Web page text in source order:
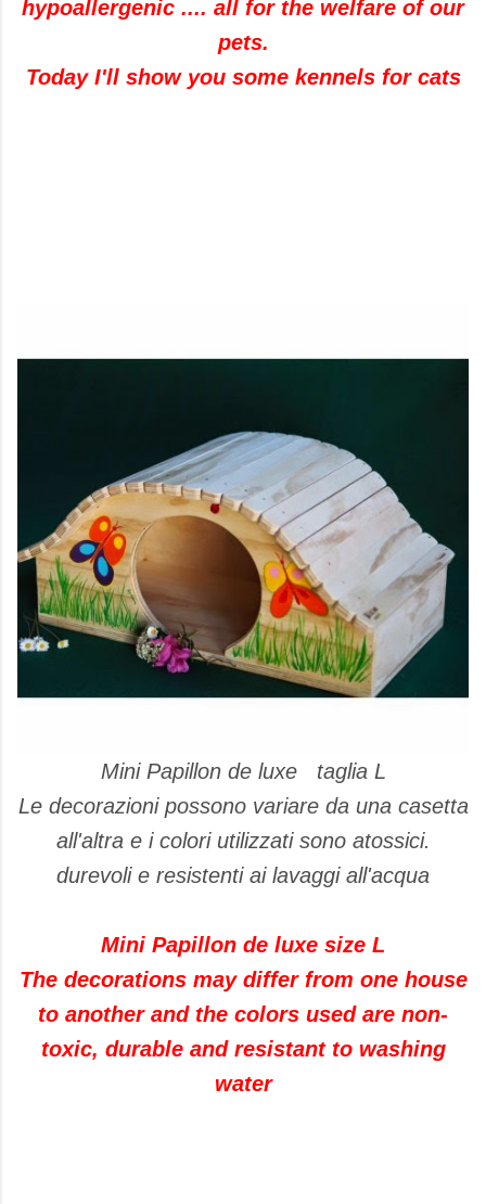
hypoallergenic .... all for the welfare of our
pets.
Today I'll show you some kennels for cats
Mini Papillon de luxe taglia L
Le decorazioni possono variare da una casetta
all'altra e i colori utilizzati sono atossici.
durevoli e resistenti ai lavaggi all'acqua
Mini Papillon de luxe size L
The decorations may differ from one house
to another and the colors used are non-
toxic, durable and resistant to washing
water